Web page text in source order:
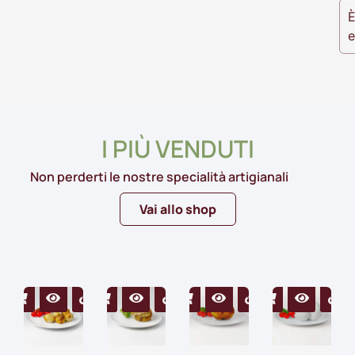
I PIÙ VENDUTI
Vai allo shop
Non perderti le nostre specialità artigianali